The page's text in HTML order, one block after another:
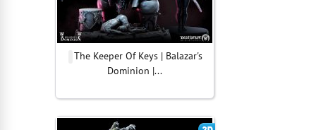
The Keeper Of Keys | Balazar's
Dominion |...